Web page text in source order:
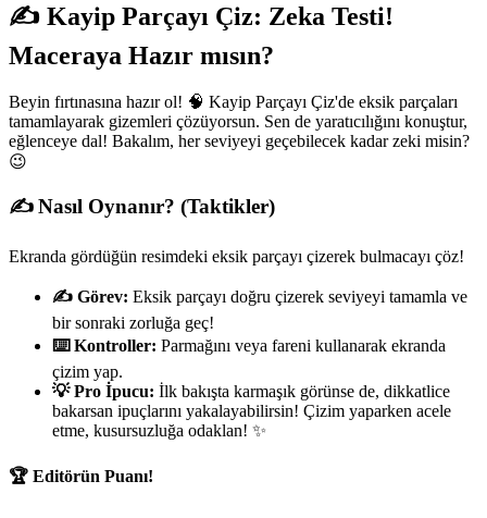
✍️ Kayip Parçayı Çiz: Zeka Testi!
Maceraya Hazır mısın?
Beyin fırtınasına hazır ol! 🧠 Kayip Parçayı Çiz'de eksik parçaları
tamamlayarak gizemleri çözüyorsun. Sen de yaratıcılığını konuştur,
eğlenceye dal! Bakalım, her seviyeyi geçebilecek kadar zeki misin?
😉
✍️ Nasıl Oynanır? (Taktikler)
Ekranda gördüğün resimdeki eksik parçayı çizerek bulmacayı çöz!
✍️ Görev: Eksik parçayı doğru çizerek seviyeyi tamamla ve
bir sonraki zorluğa geç!
⌨️ Kontroller: Parmağını veya fareni kullanarak ekranda
çizim yap.
💡 Pro İpucu: İlk bakışta karmaşık görünse de, dikkatlice
bakarsan ipuçlarını yakalayabilirsin! Çizim yaparken acele
etme, kusursuzluğa odaklan! ✨
🏆 Editörün Puanı!